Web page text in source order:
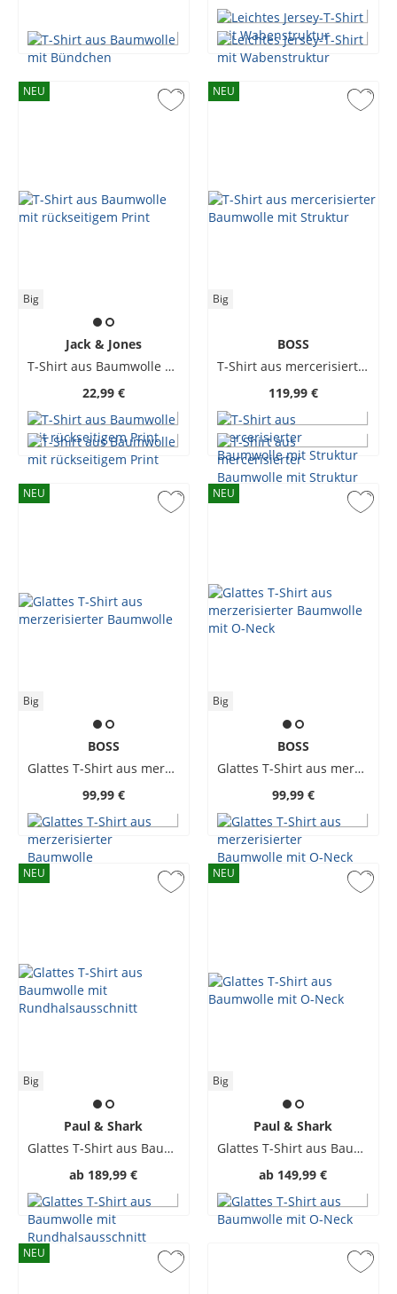
NEU
Big
Jack & Jones
T-Shirt aus Baumwolle mit rückseitigem Print
22,99 €
NEU
Big
BOSS
T-Shirt aus mercerisierter Baumwolle mit Struktur
119,99 €
NEU
Big
BOSS
Glattes T-Shirt aus merzerisierter Baumwolle
99,99 €
NEU
Big
BOSS
Glattes T-Shirt aus merzerisierter Baumwolle mit O-Neck
99,99 €
NEU
Big
Paul & Shark
Glattes T-Shirt aus Baumwolle mit Rundhalsausschnitt
ab 189,99 €
NEU
Big
Paul & Shark
Glattes T-Shirt aus Baumwolle mit O-Neck
ab 149,99 €
NEU